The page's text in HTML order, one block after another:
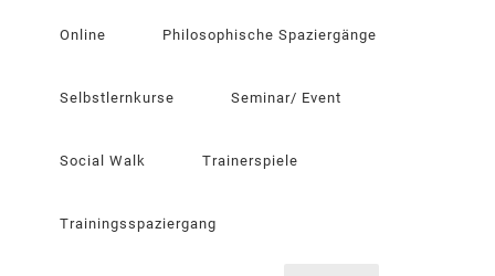
Online Philosophische Spaziergänge
Selbstlernkurse Seminar/ Event
Social Walk Trainerspiele
Trainingsspaziergang